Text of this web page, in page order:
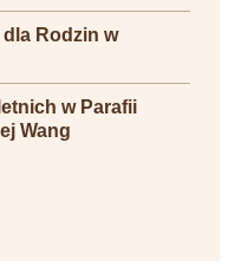
Rodzin w
w Parafii
Wang